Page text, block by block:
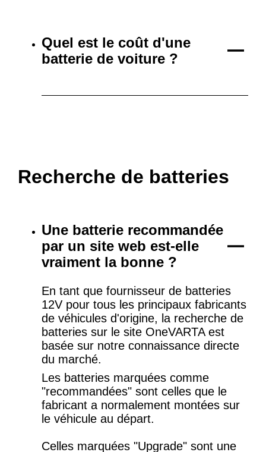
Quel est le coût d'une
batterie de voiture ?
Recherche de batteries
Une batterie recommandée
par un site web est-elle
vraiment la bonne ?
En tant que fournisseur de batteries
12V pour tous les principaux fabricants
de véhicules d'origine, la recherche de
batteries sur le site OneVARTA est
basée sur notre connaissance directe
du marché.
Les batteries marquées comme
"recommandées" sont celles que le
fabricant a normalement montées sur
le véhicule au départ.
Celles marquées "Upgrade" sont une